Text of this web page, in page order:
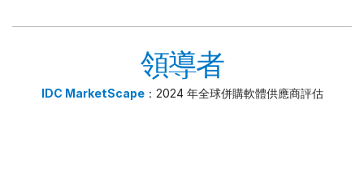
領導者
IDC MarketScape：2024 年全球併購軟體供應商評估